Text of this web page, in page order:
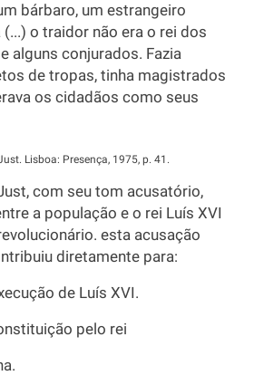
bárbaro, um estrangeiro
o traidor não era o rei dos
alguns conjurados. Fazia
de tropas, tinha magistrados
os cidadãos como seus
Lisboa: Presença, 1975, p. 41.
com seu tom acusatório,
a população e o rei Luís XVI
esta acusação
diretamente para:
de Luís XVI.
pelo rei